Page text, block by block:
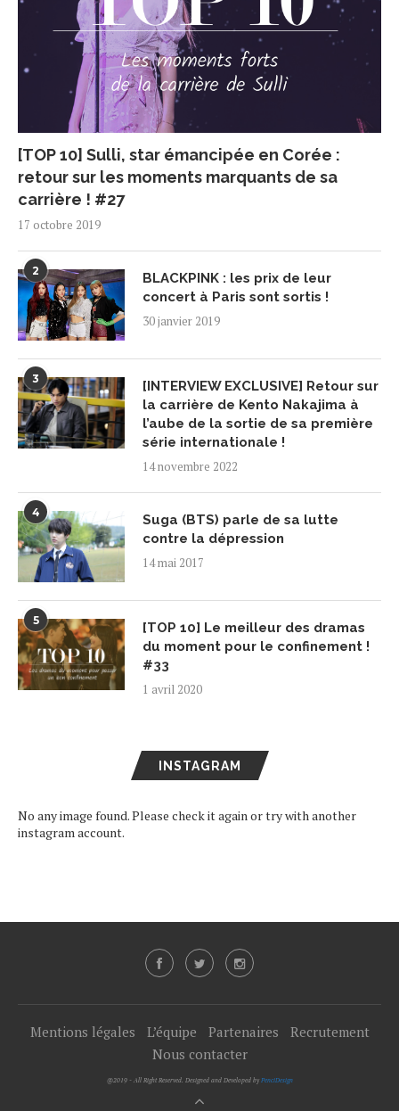
[TOP 10] Sulli, star émancipée en Corée :
retour sur les moments marquants de sa
carrière ! #27
17 octobre 2019
2
BLACKPINK : les prix de leur
concert à Paris sont sortis !
30 janvier 2019
3
[INTERVIEW EXCLUSIVE] Retour sur
la carrière de Kento Nakajima à
l’aube de la sortie de sa première
série internationale !
14 novembre 2022
4
Suga (BTS) parle de sa lutte
contre la dépression
14 mai 2017
5
[TOP 10] Le meilleur des dramas
du moment pour le confinement !
#33
1 avril 2020
INSTAGRAM
No any image found. Please check it again or try with another
instagram account.
Mentions légales L’équipe Partenaires
Recrutement
Nous contacter
@2019 - All Right Reserved. Designed and Developed by PenciDesign